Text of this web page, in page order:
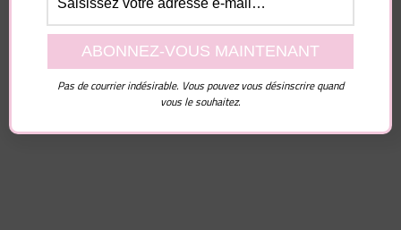
Vous pourriez également aimer...
Pas de courrier indésirable. Vous pouvez vous désinscrire quand
vous le souhaitez.